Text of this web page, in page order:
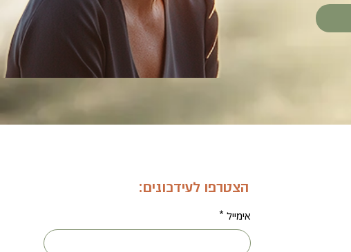
הצטרפו לעידכונים:
אימייל *